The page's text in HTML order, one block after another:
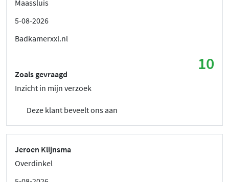
Maassluis
5-08-2026
Badkamerxxl.nl
10
Zoals gevraagd
Inzicht in mijn verzoek
Deze klant beveelt ons aan
Jeroen Klijnsma
Overdinkel